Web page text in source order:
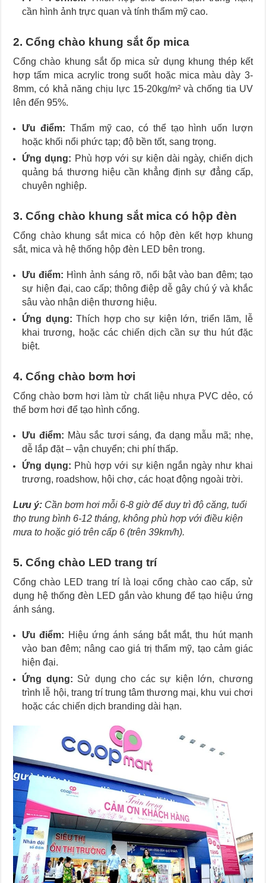
cần hình ảnh trực quan và tính thẩm mỹ cao.
2. Cổng chào khung sắt ốp mica
Cổng chào khung sắt ốp mica sử dụng khung thép kết
hợp tấm mica acrylic trong suốt hoặc mica màu dày 3-
8mm, có khả năng chịu lực 15-20kg/m² và chống tia UV
lên đến 95%.
Ưu điểm: Thẩm mỹ cao, có thể tạo hình uốn lượn
hoặc khối nổi phức tạp; độ bền tốt, sang trọng.
Ứng dụng: Phù hợp với sự kiện dài ngày, chiến dịch
quảng bá thương hiệu cần khẳng định sự đẳng cấp,
chuyên nghiệp.
3. Cổng chào khung sắt mica có hộp đèn
Cổng chào khung sắt mica có hộp đèn kết hợp khung
sắt, mica và hệ thống hộp đèn LED bên trong.
Ưu điểm: Hình ảnh sáng rõ, nổi bật vào ban đêm; tạo
sự hiện đại, cao cấp; thông điệp dễ gây chú ý và khắc
sâu vào nhận diện thương hiệu.
Ứng dụng: Thích hợp cho sự kiện lớn, triển lãm, lễ
khai trương, hoặc các chiến dịch cần sự thu hút đặc
biệt.
4. Cổng chào bơm hơi
Cổng chào bơm hơi làm từ chất liệu nhựa PVC dẻo, có
thể bơm hơi để tạo hình cổng.
Ưu điểm: Màu sắc tươi sáng, đa dạng mẫu mã; nhẹ,
dễ lắp đặt – vận chuyển; chi phí thấp.
Ứng dụng: Phù hợp với sự kiện ngắn ngày như khai
trương, roadshow, hội chợ, các hoạt động ngoài trời.
Lưu ý: Cần bơm hơi mỗi 6-8 giờ để duy trì độ căng, tuổi
thọ trung bình 6-12 tháng, không phù hợp với điều kiện
mưa to hoặc gió trên cấp 6 (trên 39km/h).
5. Cổng chào LED trang trí
Cổng chào LED trang trí là loại cổng chào cao cấp, sử
dụng hệ thống đèn LED gắn vào khung để tạo hiệu ứng
ánh sáng.
Ưu điểm: Hiệu ứng ánh sáng bắt mắt, thu hút mạnh
vào ban đêm; nâng cao giá trị thẩm mỹ, tạo cảm giác
hiện đại.
Ứng dụng: Sử dụng cho các sự kiện lớn, chương
trình lễ hội, trang trí trung tâm thương mại, khu vui chơi
hoặc các chiến dịch branding dài hạn.